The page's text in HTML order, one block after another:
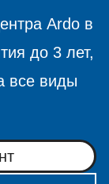
Ardo в
до 3 лет,
все виды